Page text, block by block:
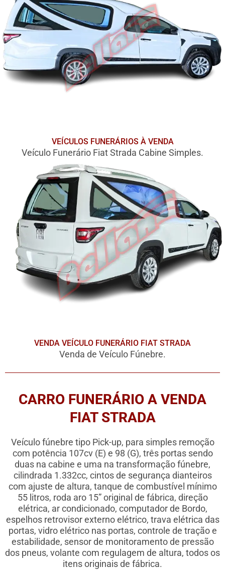
VEÍCULOS FUNERÁRIOS À VENDA
Veículo Funerário Fiat Strada Cabine Simples.
VENDA VEÍCULO FUNERÁRIO FIAT STRADA
Venda de Veículo Fúnebre.
CARRO FUNERÁRIO A VENDA
FIAT STRADA
Veículo fúnebre tipo Pick-up, para simples remoção
com potência 107cv (E) e 98 (G), três portas sendo
duas na cabine e uma na transformação fúnebre,
cilindrada 1.332cc, cintos de segurança dianteiros
com ajuste de altura, tanque de combustível mínimo
55 litros, roda aro 15” original de fábrica, direção
elétrica, ar condicionado, computador de Bordo,
espelhos retrovisor externo elétrico, trava elétrica das
portas, vidro elétrico nas portas, controle de tração e
estabilidade, sensor de monitoramento de pressão
dos pneus, volante com regulagem de altura, todos os
itens originais de fábrica.